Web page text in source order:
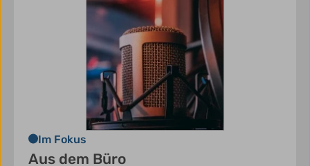
Im Fokus
Aus dem Büro